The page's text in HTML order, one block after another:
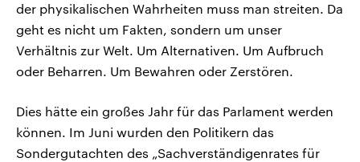
der physikalischen Wahrheiten muss man streiten. Da
geht es nicht um Fakten, sondern um unser
Verhältnis zur Welt. Um Alternativen. Um Aufbruch
oder Beharren. Um Bewahren oder Zerstören.
Dies hätte ein großes Jahr für das Parlament werden
können. Im Juni wurden den Politikern das
Sondergutachten des „Sachverständigenrates für